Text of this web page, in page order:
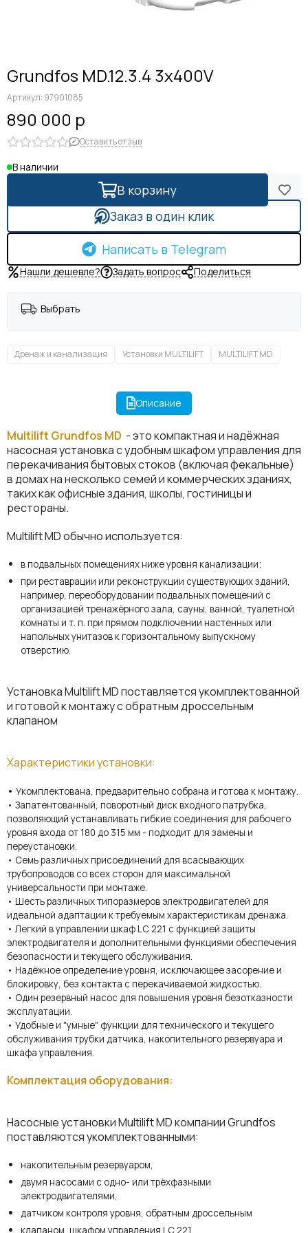
Grundfos MD.12.3.4 3x400V
Артикул: 97901085
890 000 р
Оставить отзыв
В наличии
В корзину
Заказ в один клик
Написать в Telegram
Нашли дешевле? Задать вопрос Поделиться
Выбрать
Дренаж и канализация Установки MULTILIFT MULTILIFT MD
Описание
Multilift Grundfos MD - это компактная и надёжная
насосная установка с удобным шкафом управления для
перекачивания бытовых стоков (включая фекальные)
в домах на несколько семей и коммерческих зданиях,
таких как офисные здания, школы, гостиницы и
рестораны.
Multilift MD обычно используется:
в подвальных помещениях ниже уровня канализации;
при реставрации или реконструкции существующих зданий,
например, переоборудовании подвальных помещений с
организацией тренажёрного зала, сауны, ванной, туалетной
комнаты и т. п. при прямом подключении настенных или
напольных унитазов к горизонтальному выпускному
отверстию.
Установка Multilift MD поставляется укомплектованной
и готовой к монтажу с обратным дроссельным
клапаном
Характеристики установки:
• Укомплектована, предварительно собрана и готова к монтажу.
• Запатентованный, поворотный диск входного патрубка,
позволяющий устанавливать гибкие соединения для рабочего
уровня входа от 180 до 315 мм - подходит для замены и
переустановки.
• Семь различных присоединений для всасывающих
трубопроводов со всех сторон для максимальной
универсальности при монтаже.
• Шесть различных типоразмеров электродвигателей для
идеальной адаптации к требуемым характеристикам дренажа.
• Легкий в управлении шкаф LC 221 с функцией защиты
электродвигателя и дополнительными функциями обеспечения
безопасности и текущего обслуживания.
• Надёжное определение уровня, исключающее засорение и
блокировку, без контакта с перекачиваемой жидкостью.
• Один резервный насос для повышения уровня безотказности
эксплуатации.
• Удобные и "умные" функции для технического и текущего
обслуживания трубки датчика, накопительного резервуара и
шкафа управления.
Комплектация оборудования:
Насосные установки Multilift MD компании Grundfos
поставляются укомплектованными:
накопительным резервуаром,
двумя насосами с одно- или трёхфазными
электродвигателями,
датчиком контроля уровня, обратным дроссельным
клапаном, шкафом управления LC 221.